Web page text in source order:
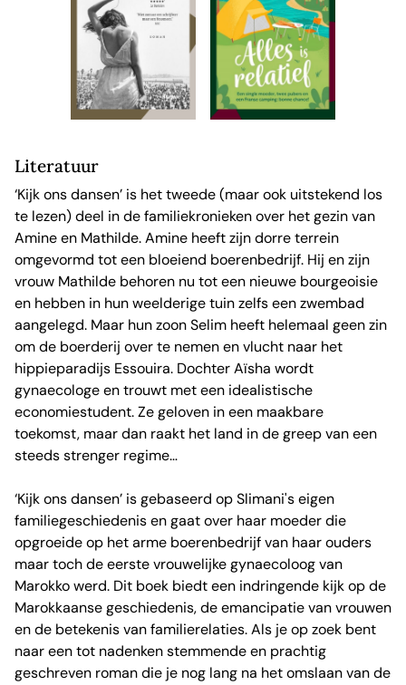
Literatuur
‘Kijk ons dansen’ is het tweede (maar ook uitstekend los
te lezen) deel in de familiekronieken over het gezin van
Amine en Mathilde. Amine heeft zijn dorre terrein
omgevormd tot een bloeiend boerenbedrijf. Hij en zijn
vrouw Mathilde behoren nu tot een nieuwe bourgeoisie
en hebben in hun weelderige tuin zelfs een zwembad
aangelegd. Maar hun zoon Selim heeft helemaal geen zin
om de boerderij over te nemen en vlucht naar het
hippieparadijs Essouira. Dochter Aïsha wordt
gynaecologe en trouwt met een idealistische
economiestudent. Ze geloven in een maakbare
toekomst, maar dan raakt het land in de greep van een
steeds strenger regime…
‘Kijk ons dansen’ is gebaseerd op Slimani's eigen
familiegeschiedenis en gaat over haar moeder die
opgroeide op het arme boerenbedrijf van haar ouders
maar toch de eerste vrouwelijke gynaecoloog van
Marokko werd. Dit boek biedt een indringende kijk op de
Marokkaanse geschiedenis, de emancipatie van vrouwen
en de betekenis van familierelaties. Als je op zoek bent
naar een tot nadenken stemmende en prachtig
geschreven roman die je nog lang na het omslaan van de